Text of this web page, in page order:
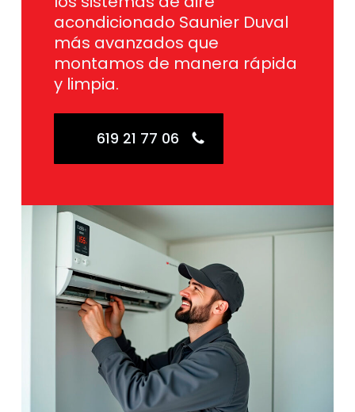
acondicionado Saunier Duval
más avanzados que
montamos de manera rápida
y limpia.
619 21 77 06